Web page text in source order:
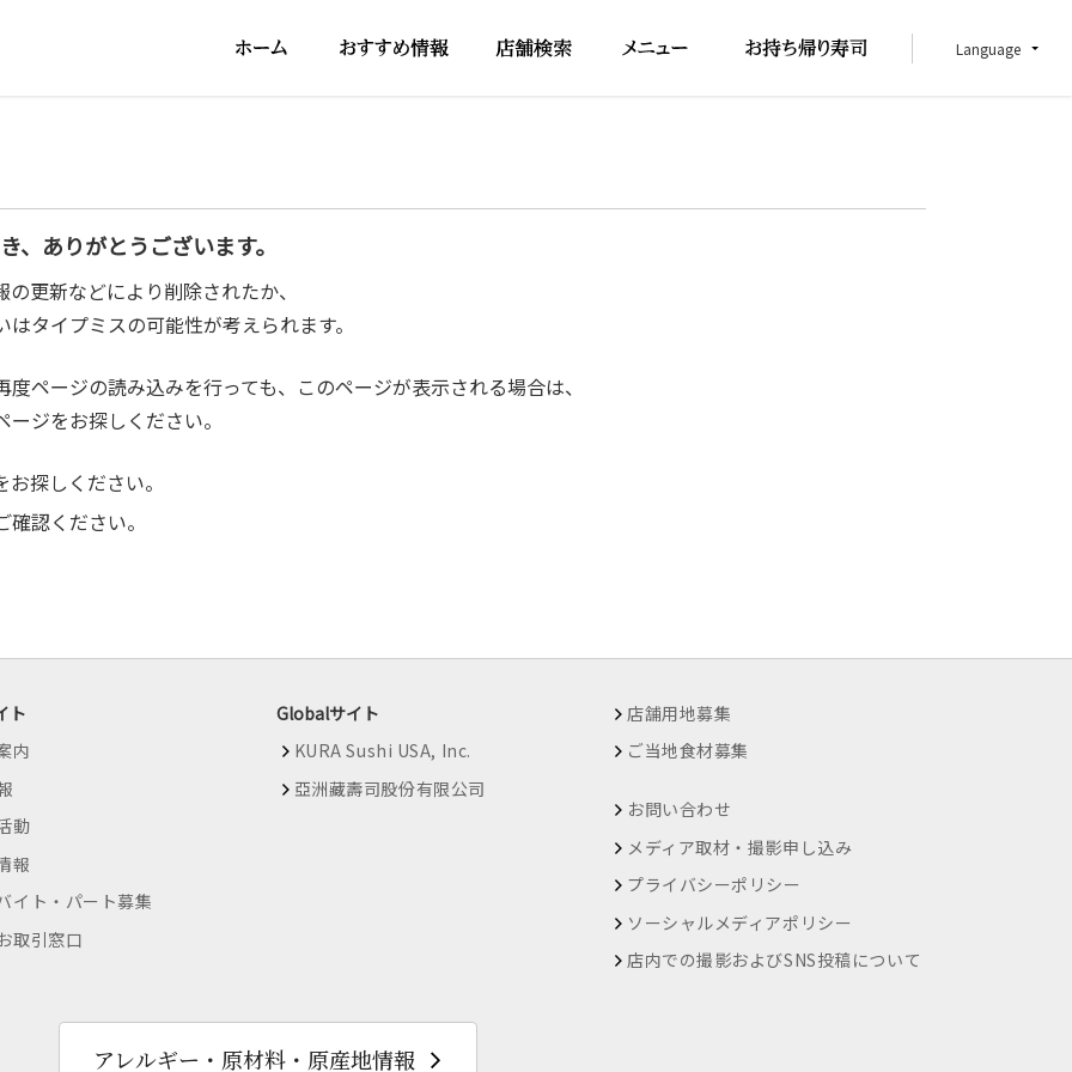
Language
、ありがとうございます。
更新などにより削除されたか、
タイプミスの可能性が考えられます。
ページの読み込みを行っても、このページが表示される場合は、
ジをお探しください。
探しください。
認ください。
ト
内
動
報
イト・パート募集
取引窓口
Globalサイト
KURA Sushi USA, Inc.
亞洲藏壽司股份有限公司
店舗用地募集
ご当地食材募集
お問い合わせ
メディア取材・撮影申し込み
プライバシーポリシー
ソーシャルメディアポリシー
店内での撮影およびSNS投稿について
アレルギー・原材料・原産地情報